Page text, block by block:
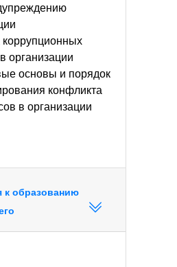
организации
основы и порядок
конфликта
в организации
к образованию